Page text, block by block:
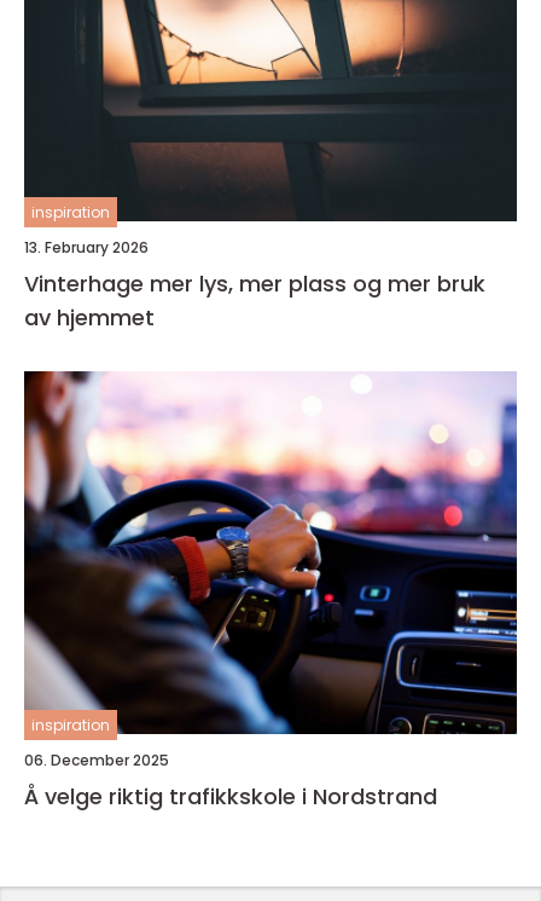
inspiration
13. February 2026
Vinterhage mer lys, mer plass og mer bruk
av hjemmet
inspiration
06. December 2025
Å velge riktig trafikkskole i Nordstrand